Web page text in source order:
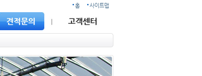
홈 사이트맵